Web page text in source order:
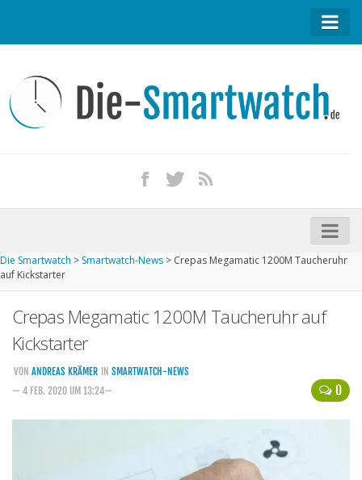
Kontakt / Tipp geben
Impressum
iPhone kaufen
Startseite
Kommende Smartwatches
Handytarife
BASE
Die Smartwatch > Smartwatch-News > Crepas Megamatic 1200M Taucheruhr
auf Kickstarter
Crepas Megamatic 1200M Taucheruhr auf
Kickstarter
0
VON ANDREAS KRÄMER IN SMARTWATCH-NEWS
— 4 FEB. 2020 UM 13:24—